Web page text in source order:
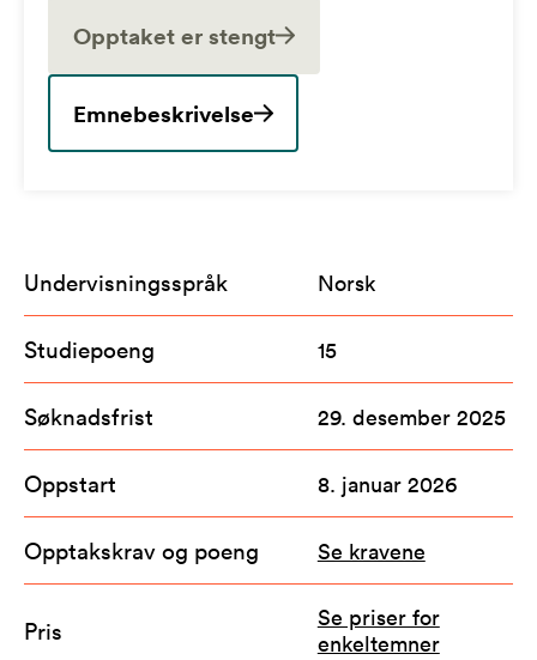
Opptaket er stengt
Emnebeskrivelse
Undervisningsspråk Norsk
Studiepoeng 15
Søknadsfrist 29. desember 2025
Oppstart 8. januar 2026
Opptakskrav og poeng Se kravene
Pris
Se priser for
enkeltemner